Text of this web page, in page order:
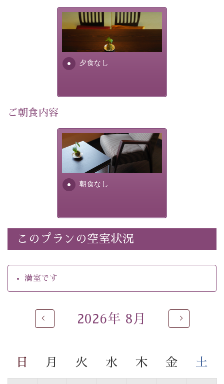
-------------------------------------------------
・諏訪大社4社を巡る無料参拝バス（事前予約制）
・館内着をご用意
・駐車場完備
・チェックイン15時、チェックアウト10時
自家源泉「美翠源泉」は酸化の進みが遅く新鮮で若返り
の効果が高い、極めて希有な源泉です。身も心も癒され
るご入浴をお愉しみください。
温泉の成分に合わせ、防菌防カビの特殊素材の畳を使
用。 足元が柔らかく、そして滑りにくい畳のお風呂で
ご了承のほどお願いいたします。
眺望はございませんが、源泉掛け流しの温泉の質を楽し
貸切温泉風呂
です。ゆったりといやされるプライベー
【旅】
■諏訪大社4社を巡る無料参拝バス
夕食なし
夕食なしご夕食を追加される
場合は、二食付きのプランを
お選びくださいませ。
ご朝食内容
朝食なし
朝食なし。ご朝食を付ける場
合は朝食付きのプランをお選
びくださいませ。
このプランの空室状況
満室です
2026年 8月
日 月 火 水 木 金 土